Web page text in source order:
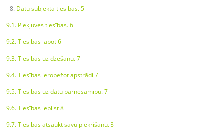
Datu subjekta tiesības. 5
9.1. Piekļuves tiesības. 6
9.2. Tiesības labot 6
9.3. Tiesības uz dzēšanu. 7
9.4. Tiesības ierobežot apstrādi 7
9.5. Tiesības uz datu pārnesamību. 7
9.6. Tiesības iebilst 8
9.7. Tiesības atsaukt savu piekrišanu. 8